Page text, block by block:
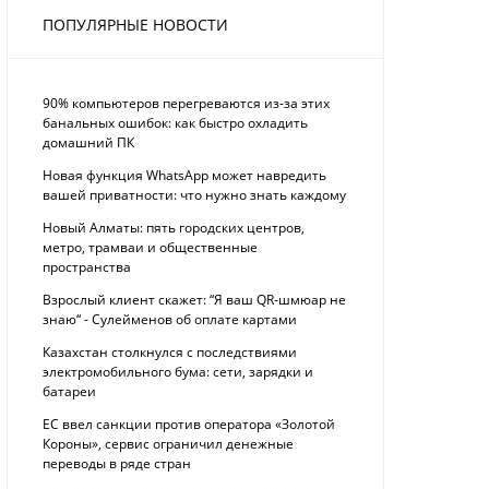
ПОПУЛЯРНЫЕ НОВОСТИ
90% компьютеров перегреваются из-за этих
банальных ошибок: как быстро охладить
домашний ПК
Новая функция WhatsApp может навредить
вашей приватности: что нужно знать каждому
Новый Алматы: пять городских центров,
метро, трамваи и общественные
пространства
Взрослый клиент скажет: “Я ваш QR-шмюар не
знаю“ - Сулейменов об оплате картами
Казахстан столкнулся с последствиями
электромобильного бума: сети, зарядки и
батареи
ЕС ввел санкции против оператора «Золотой
Короны», сервис ограничил денежные
переводы в ряде стран